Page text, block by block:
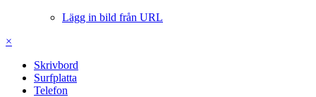
Lägg in bild från URL
×
Skrivbord
Surfplatta
Telefon